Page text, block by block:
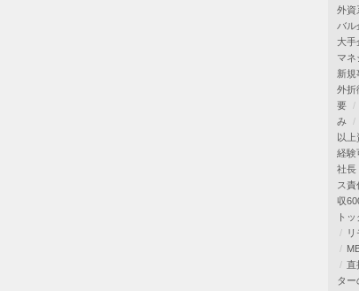
外資
バル
大手
マネ
新規
外折
要
み
以上
経験
社長
ス責
収
ト
直
ター